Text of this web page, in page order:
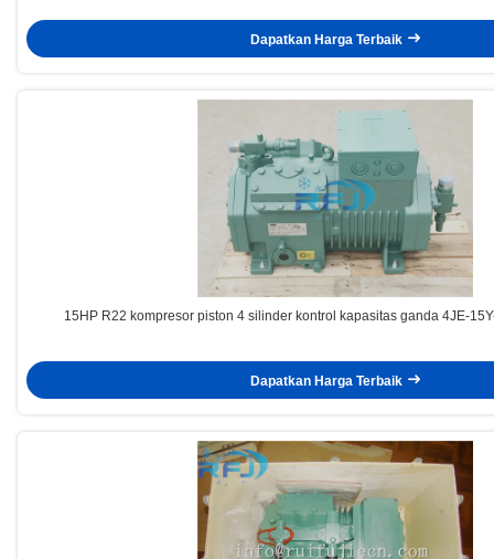
Dapatkan Harga Terbaik
15HP R22 kompresor piston 4 silinder kontrol kapasitas ganda 4JE-
Dapatkan Harga Terbaik